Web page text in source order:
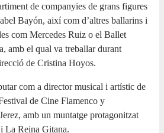
de companyies de grans figures
Bayón, així com d’altres ballarins i
com Mercedes Ruiz o el Ballet
amb el qual va treballar durant
de Cristina Hoyos.
com a director musical i artístic de
de Cine Flamenco y
amb un muntatge protagonitzat
La Reina Gitana.